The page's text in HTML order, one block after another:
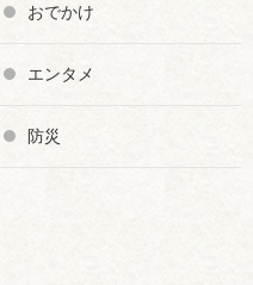
おでかけ
エンタメ
防災